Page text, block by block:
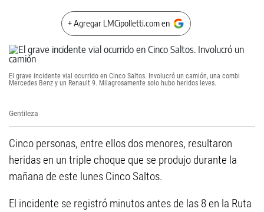
+ Agregar LMCipolletti.com en
El grave incidente vial ocurrido en Cinco Saltos. Involucró un camión, una combi
Mercedes Benz y un Renault 9. Milagrosamente solo hubo heridos leves.
Gentileza
Cinco personas, entre ellos dos menores, resultaron
heridas en un triple choque que se produjo durante la
mañana de este lunes Cinco Saltos.
El incidente se registró minutos antes de las 8 en la Ruta